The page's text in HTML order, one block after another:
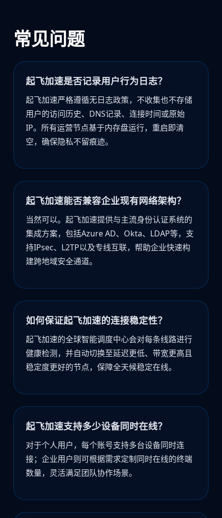
常见问题
起飞加速是否记录用户行为日志？
起飞加速严格遵循无日志政策，不收集也不存储
用户的访问历史、DNS记录、连接时间或原始
IP。所有运营节点基于内存盘运行，重启即清
空，确保隐私不留痕迹。
起飞加速能否兼容企业现有网络架构？
当然可以。起飞加速提供与主流身份认证系统的
集成方案，包括Azure AD、Okta、LDAP等，支
持IPsec、L2TP以及专线互联，帮助企业快速构
建跨地域安全通道。
如何保证起飞加速的连接稳定性？
起飞加速的全球智能调度中心会对每条线路进行
健康检测，并自动切换至延迟更低、带宽更高且
稳定度更好的节点，保障全天候稳定在线。
起飞加速支持多少设备同时在线？
对于个人用户，每个账号支持多台设备同时连
接；企业用户则可根据需求定制同时在线的终端
数量，灵活满足团队协作场景。